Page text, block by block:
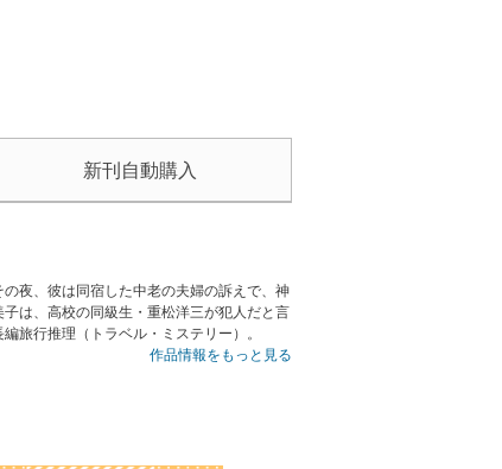
新刊自動購入
夜、彼は同宿した中老の夫婦の訴えで、神
は、高校の同級生・重松洋三が犯人だと言
行推理（トラベル・ミステリー）。
作品情報をもっと見る